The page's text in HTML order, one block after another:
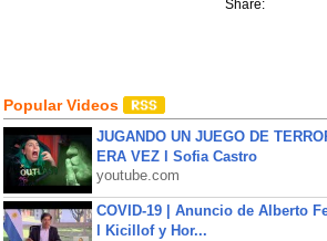
Share:
Popular Videos
JUGANDO UN JUEGO DE
ERA VEZ l Sofia Castro
youtube.com
COVID-19 | Anuncio de Alberto
l Kicillof y Hor...